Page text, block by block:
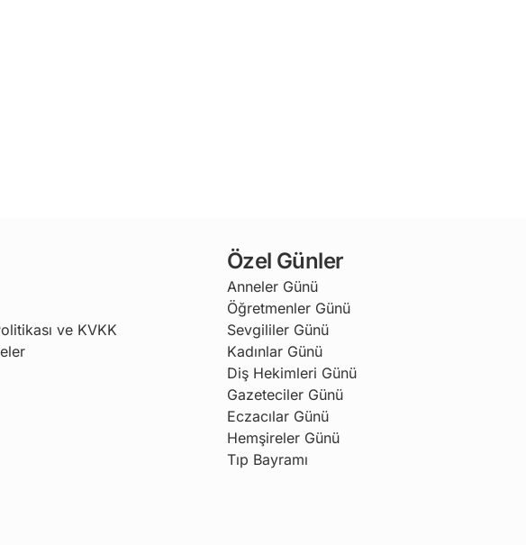
ve KVKK
Özel Günler
Anneler Günü
Öğretmenler Günü
Sevgililer Günü
Kadınlar Günü
Diş Hekimleri Günü
Gazeteciler Günü
Eczacılar Günü
Hemşireler Günü
Tıp Bayramı